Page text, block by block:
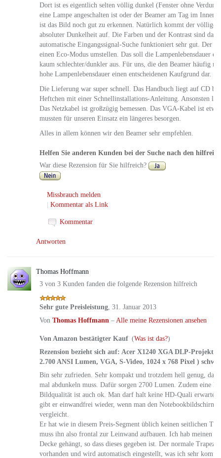
Dort ist es eigentlich selten völlig dunkel (Fenster ohne
eine Lampe angeschalten ist oder der Beamer am Tag im
ist das Bild noch gut zu erkennen. Natürlich kommt der völlige
absoluter Dunkelheit auf. Die Farben und der Kontrast sind
automatische Eingangssignal-Suche funktioniert sehr gut. Der
einen Eco-Modus umstellen. Das soll die Lampenlebensdauer
kaum schlechter/dunkler aus. Für uns, die den Beamer häufig
hohe Lampenlebensdauer einen entscheidenen Kaufgrund dar.
Die Lieferung war super schnell. Das Handbuch liegt auf CD
Heftchen mit einer Schnellinstallations-Anleitung. Ansonsten
Das Netzkabel ist großzügig bemessen. Das VGA-Kabel ist
mussten für unseren Einsatz ein längeres besorgen.
Alles in allem können wir den Beamer sehr empfehlen.
Helfen Sie anderen Kunden bei der Suche nach den
War diese Rezension für Sie hilfreich?
Missbrauch melden
Kommentar als Link
Kommentar
Antworten
Thomas Hoffmann
3 von 3 Kunden fanden die folgende Rezension hilfreich
Sehr gute Preisleistung, 31. Januar 2013
Von Thomas Hoffmann – Alle meine Rezensionen ansehen
Von Amazon bestätigter Kauf (Was ist das?)
Rezension bezieht sich auf: Acer X1240 XGA DLP-
2.700 ANSI Lumen, VGA, S-Video, 1024 x 768 Pixel )
Bin sehr zufrieden. Sehr kompakt und trotzdem hell genug,
mal abdunkeln muss. Dafür sorgen 2700 Lumen. Zudem eine
Bildqualität ist auch ok. Man darf halt keine HD-Quali
gibt er einwandfrei wieder, wenn man den Notebookbildschirm
vergleicht.
Er hat wie in diesem Preis-Segment üblich keinen seitlichen
muss ihn also frontal zur Leinwand aufbauen. Ich hab meinen
Decke gehängt, so dass dieses gegeben ist. Der normale
vorhanden und wird automatisch eingestellt, was ich sehr